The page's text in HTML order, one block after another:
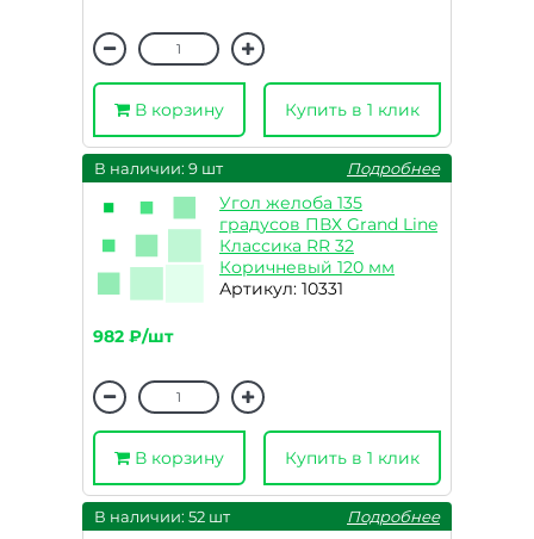
В корзину Купить в 1 клик
В наличии: 9 шт Подробнее
Угол желоба 135
градусов ПВХ Grand Line
Классика RR 32
Коричневый 120 мм
Артикул: 10331
982 ₽/шт
В корзину Купить в 1 клик
В наличии: 52 шт Подробнее